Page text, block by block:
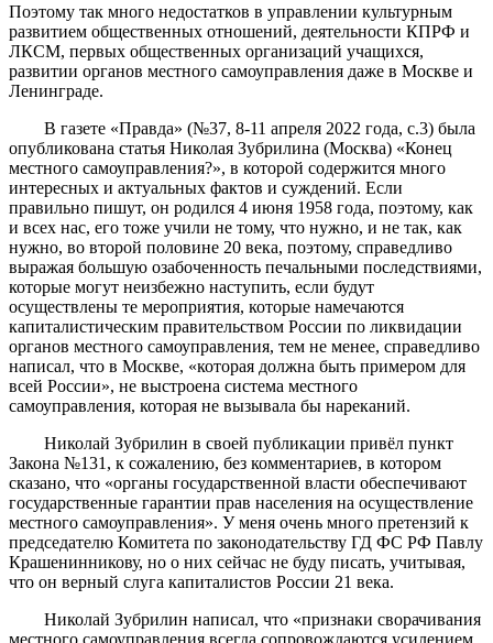
Поэтому так много недостатков в управлении культурным
развитием общественных отношений, деятельности КПРФ и
ЛКСМ, первых общественных организаций учащихся,
развитии органов местного самоуправления даже в Москве и
Ленинграде.
В газете «Правда» (№37, 8-11 апреля 2022 года, с.3) была
опубликована статья Николая Зубрилина (Москва) «Конец
местного самоуправления?», в которой содержится много
интересных и актуальных фактов и суждений. Если
правильно пишут, он родился 4 июня 1958 года, поэтому, как
и всех нас, его тоже учили не тому, что нужно, и не так, как
нужно, во второй половине 20 века, поэтому, справедливо
выражая большую озабоченность печальными последствиями,
которые могут неизбежно наступить, если будут
осуществлены те мероприятия, которые намечаются
капиталистическим правительством России по ликвидации
органов местного самоуправления, тем не менее, справедливо
написал, что в Москве, «которая должна быть примером для
всей России», не выстроена система местного
самоуправления, которая не вызывала бы нареканий.
Николай Зубрилин в своей публикации привёл пункт
Закона №131, к сожалению, без комментариев, в котором
сказано, что «органы государственной власти обеспечивают
государственные гарантии прав населения на осуществление
местного самоуправления». У меня очень много претензий к
председателю Комитета по законодательству ГД ФС РФ Павлу
Крашенинникову, но о них сейчас не буду писать, учитывая,
что он верный слуга капиталистов России 21 века.
Николай Зубрилин написал, что «признаки сворачивания
местного самоуправления всегда сопровождаются усилением